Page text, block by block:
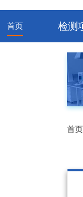
首页 检测
首页